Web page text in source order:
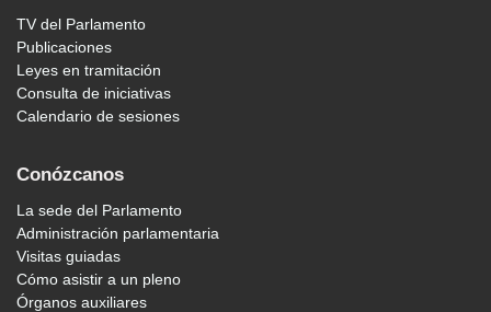
TV del Parlamento
Publicaciones
Leyes en tramitación
Consulta de iniciativas
Calendario de sesiones
Conózcanos
La sede del Parlamento
Administración parlamentaria
Visitas guiadas
Cómo asistir a un pleno
Órganos auxiliares